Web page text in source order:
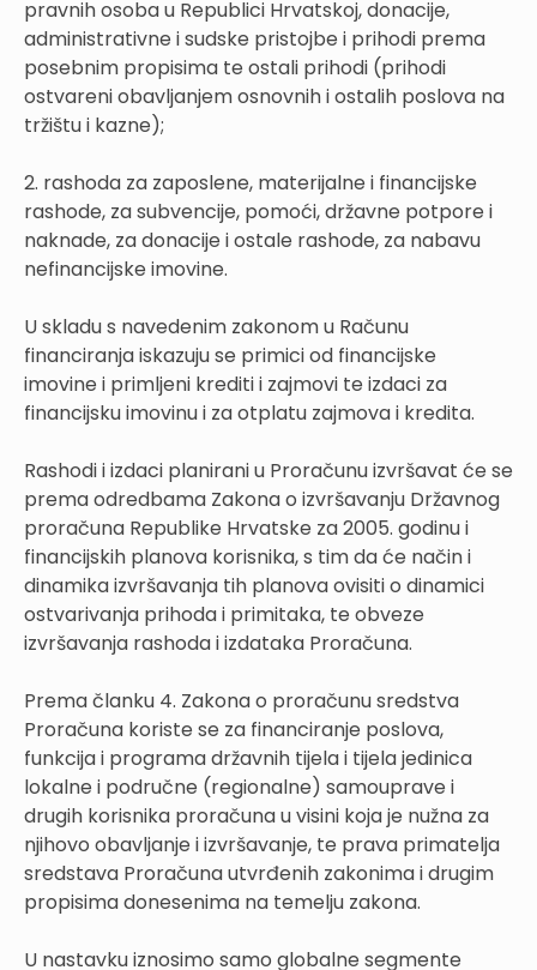
pravnih osoba u Republici Hrvatskoj, donacije,
administrativne i sudske pristojbe i prihodi prema
posebnim propisima te ostali prihodi (prihodi
ostvareni obavljanjem osnovnih i ostalih poslova na
tržištu i kazne);
2. rashoda za zaposlene, materijalne i financijske
rashode, za subvencije, pomoći, državne potpore i
naknade, za donacije i ostale rashode, za nabavu
nefinancijske imovine.
U skladu s navedenim zakonom u Računu
financiranja iskazuju se primici od financijske
imovine i primljeni krediti i zajmovi te izdaci za
financijsku imovinu i za otplatu zajmova i kredita.
Rashodi i izdaci planirani u Proračunu izvršavat će se
prema odredbama Zakona o izvršavanju Državnog
proračuna Republike Hrvatske za 2005. godinu i
financijskih planova korisnika, s tim da će način i
dinamika izvršavanja tih planova ovisiti o dinamici
ostvarivanja prihoda i primitaka, te obveze
izvršavanja rashoda i izdataka Proračuna.
Prema članku 4. Zakona o proračunu sredstva
Proračuna koriste se za financiranje poslova,
funkcija i programa državnih tijela i tijela jedinica
lokalne i područne (regionalne) samouprave i
drugih korisnika proračuna u visini koja je nužna za
njihovo obavljanje i izvršavanje, te prava primatelja
sredstava Proračuna utvrđenih zakonima i drugim
propisima donesenima na temelju zakona.
U nastavku iznosimo samo globalne segmente